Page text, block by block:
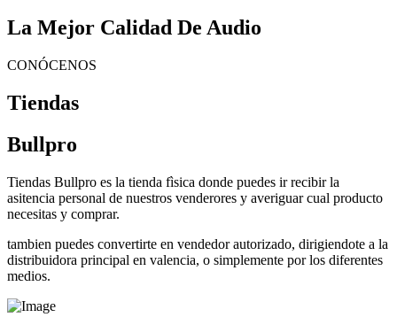
La Mejor Calidad De Audio
CONÓCENOS
Tiendas
Bullpro
Tiendas Bullpro es la tienda fìsica donde puedes ir recibir la
asitencia personal de nuestros venderores y averiguar cual producto
necesitas y comprar.
tambien puedes convertirte en vendedor autorizado, dirigiendote a la
distribuidora principal en valencia, o simplemente por los diferentes
medios.